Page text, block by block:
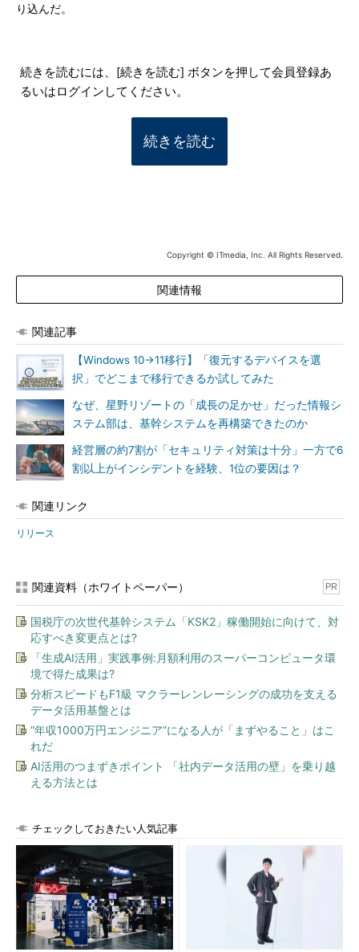
り込んだ。
続きを読むには、[続きを読む] ボタンを押して会員登録あ
るいはログインしてください。
続きを読む
Copyright © ITmedia, Inc. All Rights Reserved.
関連情報
関連記事
【Windows 10→11移行】「復元するデバイスを選
択」でどこまで移行できるか試してみた
なぜ、星野リゾートの「成長の足かせ」だった情報シ
ステム部は、基幹システムを再構築できたのか
経営層の約7割が「セキュリティ対策は十分」一方で6
割以上がインシデントを経験、1位の要因は？
関連リンク
リリース
関連資料（ホワイトペーパー） PR
国税庁の次世代基幹システム「KSK2」稼働開始に向けて、対
応すべき変更点とは?
「生成AI活用」実践事例:月額利用のスーパーコンピュータ環
境で得た成果は?
分析スピードもF1級 マクラーレンレーシングの成功を支える
データ活用基盤とは
“年収1000万円エンジニア”になる人が「まずやること」はこ
れだ
AI活用のつまずきポイント 「社内データ活用の壁」を乗り越
える方法とは
チェックしておきたい人気記事